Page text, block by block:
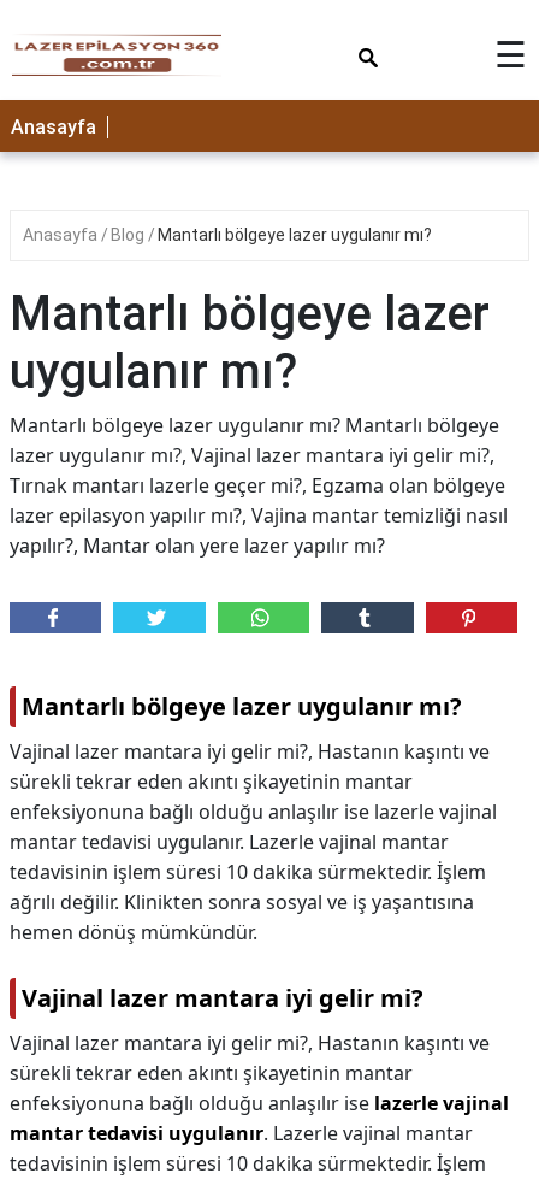
☰
Anasayfa
Anasayfa Blog Mantarlı bölgeye lazer uygulanır mı?
Mantarlı bölgeye lazer
uygulanır mı?
Mantarlı bölgeye lazer uygulanır mı? Mantarlı bölgeye
lazer uygulanır mı?, Vajinal lazer mantara iyi gelir mi?,
Tırnak mantarı lazerle geçer mi?, Egzama olan bölgeye
lazer epilasyon yapılır mı?, Vajina mantar temizliği nasıl
yapılır?, Mantar olan yere lazer yapılır mı?
Mantarlı bölgeye lazer uygulanır mı?
Vajinal lazer mantara iyi gelir mi?, Hastanın kaşıntı ve
sürekli tekrar eden akıntı şikayetinin mantar
enfeksiyonuna bağlı olduğu anlaşılır ise lazerle vajinal
mantar tedavisi uygulanır. Lazerle vajinal mantar
tedavisinin işlem süresi 10 dakika sürmektedir. İşlem
ağrılı değilir. Klinikten sonra sosyal ve iş yaşantısına
hemen dönüş mümkündür.
Vajinal lazer mantara iyi gelir mi?
Vajinal lazer mantara iyi gelir mi?, Hastanın kaşıntı ve
sürekli tekrar eden akıntı şikayetinin mantar
enfeksiyonuna bağlı olduğu anlaşılır ise lazerle vajinal
mantar tedavisi uygulanır. Lazerle vajinal mantar
tedavisinin işlem süresi 10 dakika sürmektedir. İşlem